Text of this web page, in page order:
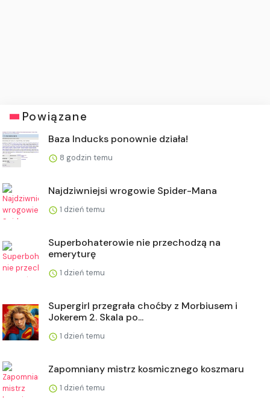
Powiązane
Baza Inducks ponownie działa!
8 godzin temu
Najdziwniejsi wrogowie Spider-Mana
1 dzień temu
Superbohaterowie nie przechodzą na
emeryturę
1 dzień temu
Supergirl przegrała choćby z Morbiusem i
Jokerem 2. Skala po...
1 dzień temu
Zapomniany mistrz kosmicznego koszmaru
1 dzień temu